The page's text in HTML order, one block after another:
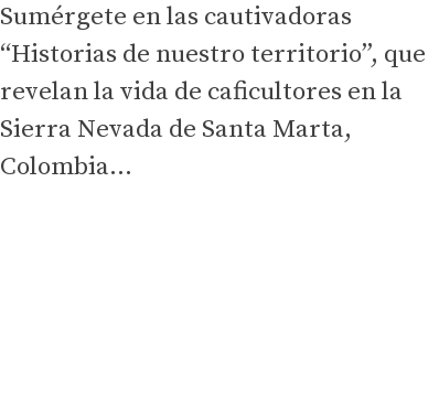
Sumérgete en las cautivadoras
“Historias de nuestro territorio”, que
revelan la vida de caficultores en la
Sierra Nevada de Santa Marta,
Colombia…